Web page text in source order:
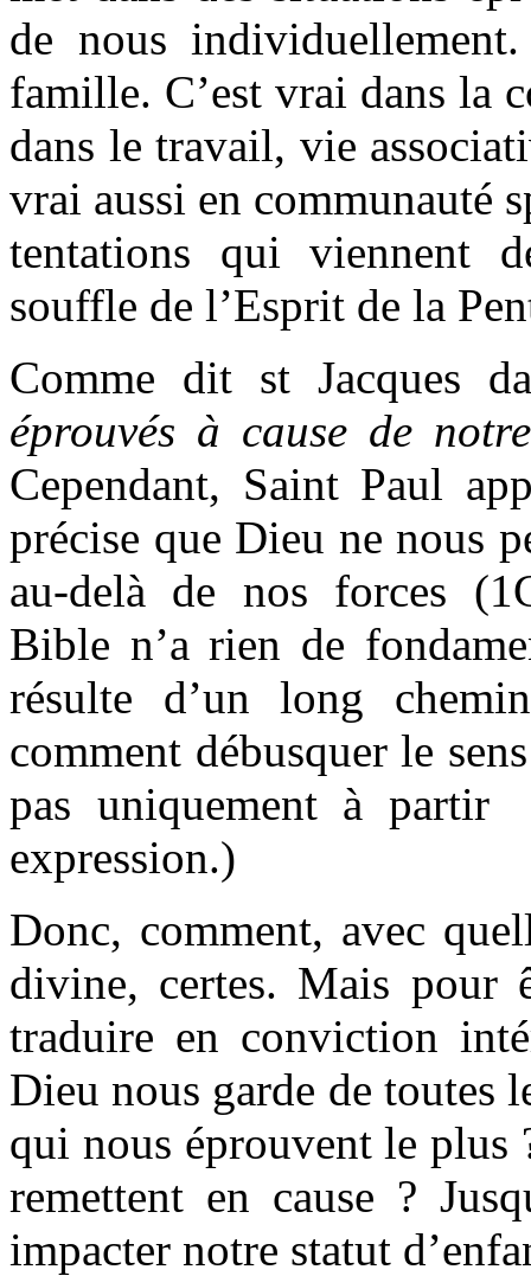
de nous
famille. C’est vrai dans la
dans le travail, vie
vrai aussi en communauté
tentations qui viennent
souffle de l’Esprit de la
Comme dit st Jacques
éprouvés à cause de
Cependant, Saint Paul
précise que Dieu ne nous
au-delà de nos forces
Bible n’a rien de
résulte d’un long
comment débusquer le
pas uniquement à partir
expression.)
Donc, comment, avec
divine, certes. Mais pour
traduire en conviction
Dieu nous garde de toutes
qui nous éprouvent le
remettent en cause ?
impacter notre statut